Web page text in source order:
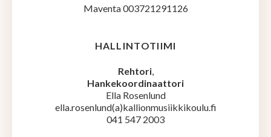
Maventa 003721291126
HALLINTOTIIMI
Rehtori,
Hankekoordinaattori
Ella Rosenlund
ella.rosenlund(a)kallionmusiikkikoulu.fi
041 547 2003